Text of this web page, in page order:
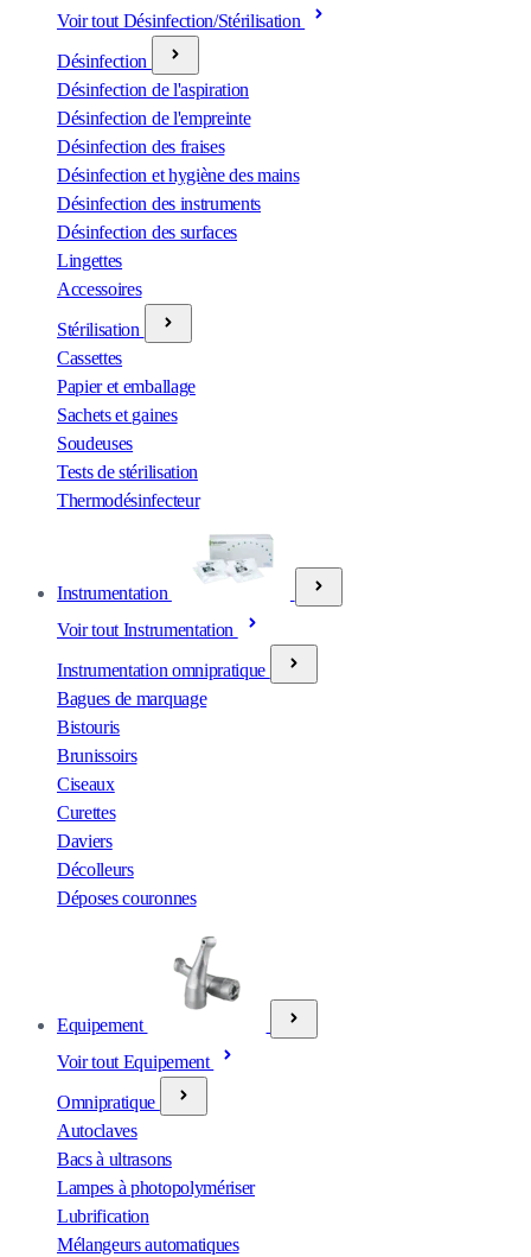
Voir tout Désinfection/Stérilisation
Désinfection
Désinfection de l'aspiration
Désinfection de l'empreinte
Désinfection des fraises
Désinfection et hygiène des mains
Désinfection des instruments
Désinfection des surfaces
Lingettes
Accessoires
Stérilisation
Cassettes
Papier et emballage
Sachets et gaines
Soudeuses
Tests de stérilisation
Thermodésinfecteur
Instrumentation
Voir tout Instrumentation
Instrumentation omnipratique
Bagues de marquage
Bistouris
Brunissoirs
Ciseaux
Curettes
Daviers
Décolleurs
Déposes couronnes
Equipement
Voir tout Equipement
Omnipratique
Autoclaves
Bacs à ultrasons
Lampes à photopolymériser
Lubrification
Mélangeurs automatiques